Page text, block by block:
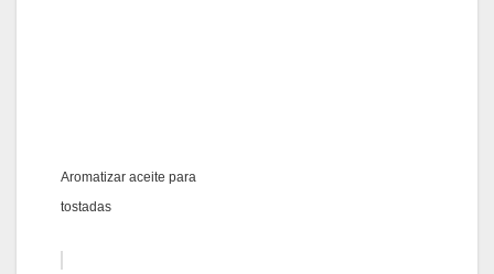
Aromatizar aceite para
tostadas